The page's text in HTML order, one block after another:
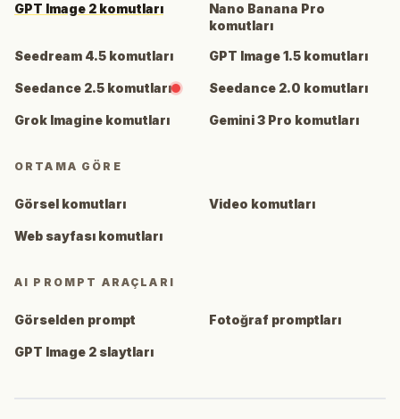
GPT Image 2 komutları
Nano Banana Pro
komutları
Seedream 4.5 komutları
GPT Image 1.5 komutları
Seedance 2.5 komutları Seedance 2.0 komutları
Grok Imagine komutları Gemini 3 Pro komutları
ORTAMA GÖRE
Görsel komutları Video komutları
Web sayfası komutları
AI PROMPT ARAÇLARI
Görselden prompt Fotoğraf promptları
GPT Image 2 slaytları